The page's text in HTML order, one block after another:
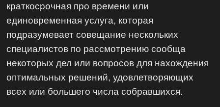
краткосрочная про времени или
единовременная услуга, которая
подразумевает совещание нескольких
специалистов по рассмотрению сообща
некоторых дел или вопросов для нахождения
оптимальных решений, удовлетворяющих
всех или большего числа собравшихся.